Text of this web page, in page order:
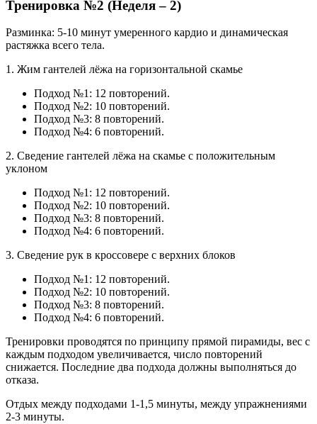
Тренировка №2 (Неделя – 2)
Разминка: 5-10 минут умеренного кардио и динамическая
растяжка всего тела.
1. Жим гантелей лёжа на горизонтальной скамье
Подход №1: 12 повторений.
Подход №2: 10 повторений.
Подход №3: 8 повторений.
Подход №4: 6 повторений.
2. Сведение гантелей лёжа на скамье с положительным
уклоном
Подход №1: 12 повторений.
Подход №2: 10 повторений.
Подход №3: 8 повторений.
Подход №4: 6 повторений.
3. Сведение рук в кроссовере с верхних блоков
Подход №1: 12 повторений.
Подход №2: 10 повторений.
Подход №3: 8 повторений.
Подход №4: 6 повторений.
Тренировки проводятся по принципу прямой пирамиды, вес с
каждым подходом увеличивается, число повторений
снижается. Последние два подхода должны выполняться до
отказа.
Отдых между подходами 1-1,5 минуты, между упражнениями
2-3 минуты.